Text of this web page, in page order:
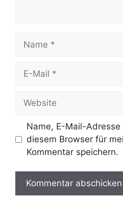
Mail
Name, E-Mail-
diesem Browser für
Kommentar speichern.